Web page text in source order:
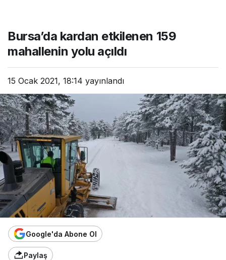
Bursa’da kardan etkilenen 159
mahallenin yolu açıldı
15 Ocak 2021, 18:14 yayınlandı
Google'da Abone Ol
Paylaş